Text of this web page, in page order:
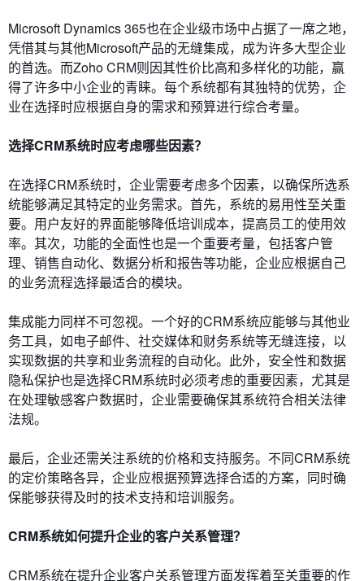
Microsoft Dynamics 365也在企业级市场中占据了一席之地，
凭借其与其他Microsoft产品的无缝集成，成为许多大型企业
的首选。而Zoho CRM则因其性价比高和多样化的功能，赢
得了许多中小企业的青睐。每个系统都有其独特的优势，企
业在选择时应根据自身的需求和预算进行综合考量。
选择CRM系统时应考虑哪些因素？
在选择CRM系统时，企业需要考虑多个因素，以确保所选系
统能够满足其特定的业务需求。首先，系统的易用性至关重
要。用户友好的界面能够降低培训成本，提高员工的使用效
率。其次，功能的全面性也是一个重要考量，包括客户管
理、销售自动化、数据分析和报告等功能，企业应根据自己
的业务流程选择最适合的模块。
集成能力同样不可忽视。一个好的CRM系统应能够与其他业
务工具，如电子邮件、社交媒体和财务系统等无缝连接，以
实现数据的共享和业务流程的自动化。此外，安全性和数据
隐私保护也是选择CRM系统时必须考虑的重要因素，尤其是
在处理敏感客户数据时，企业需要确保其系统符合相关法律
法规。
最后，企业还需关注系统的价格和支持服务。不同CRM系统
的定价策略各异，企业应根据预算选择合适的方案，同时确
保能够获得及时的技术支持和培训服务。
CRM系统如何提升企业的客户关系管理？
CRM系统在提升企业客户关系管理方面发挥着至关重要的作